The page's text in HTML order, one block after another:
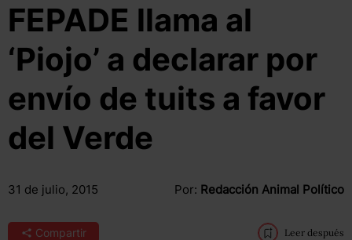
FEPADE llama al
‘Piojo’ a declarar por
envío de tuits a favor
del Verde
31 de julio, 2015 Por: Redacción Animal Político
Compartir Leer después